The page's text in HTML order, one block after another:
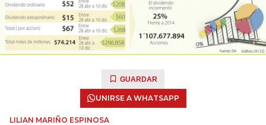
GUARDAR
UNIRSE A WHATSAPP
LILIAN MARIÑO ESPINOSA